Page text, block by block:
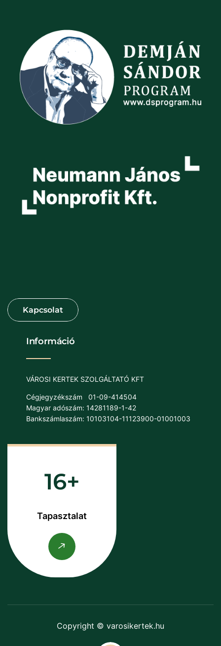
Információ
VÁROSI KERTEK SZOLGÁLTATÓ KFT
Cégjegyzékszám
01-09-414504
Magyar adószám: 14281189-1-42
Bankszámlaszám: 10103104-11123900-01001003
16
Tapasztalat
Copyright © varosikertek.hu